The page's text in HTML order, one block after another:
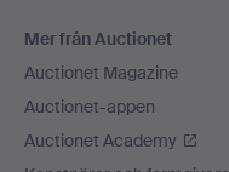
Mer från Auctionet
Auctionet Magazine
Auctionet-appen
Auctionet Academy